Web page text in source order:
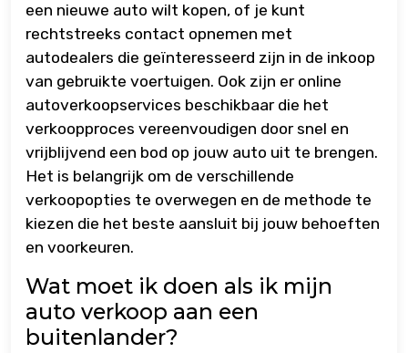
een nieuwe auto wilt kopen, of je kunt
rechtstreeks contact opnemen met
autodealers die geïnteresseerd zijn in de inkoop
van gebruikte voertuigen. Ook zijn er online
autoverkoopservices beschikbaar die het
verkoopproces vereenvoudigen door snel en
vrijblijvend een bod op jouw auto uit te brengen.
Het is belangrijk om de verschillende
verkoopopties te overwegen en de methode te
kiezen die het beste aansluit bij jouw behoeften
en voorkeuren.
Wat moet ik doen als ik mijn
auto verkoop aan een
buitenlander?